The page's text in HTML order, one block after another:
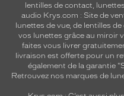
lentilles de contact,
audio Krys.com : Site de
lunettes de vue, de lentilles
vos lunettes grâce au miroir
faites vous livrer
livraison est offerte pour un
également de la garantie
Retrouvez nos marques de